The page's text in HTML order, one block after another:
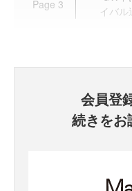
Page 3
イバル
会員登
続きをお